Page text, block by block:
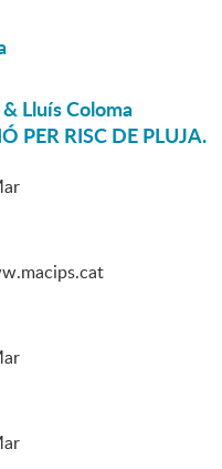
Lluís Coloma
PER RISC DE PLUJA.